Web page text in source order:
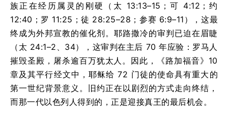
族正在经历属灵的刚硬（太 13:13–15；可 4:12；约
12:40；罗 11:25；徒 28:25–28；参赛 6:9–11），这最
终成为外邦宣教的催化剂。耶路撒冷的审判已迫在眉睫
（太 24:1–2、34），这审判在主后 70 年应验：罗马人
摧毁圣殿，屠杀逾百万犹太人。因此，《路加福音》10
章及其平行经文中，耶稣给 72 门徒的使命具有重大的
第一世纪背景意义。旧约正在以剧烈的方式走向终结，
而那一代以色列人得到的，正是迎接真王的最后机会。